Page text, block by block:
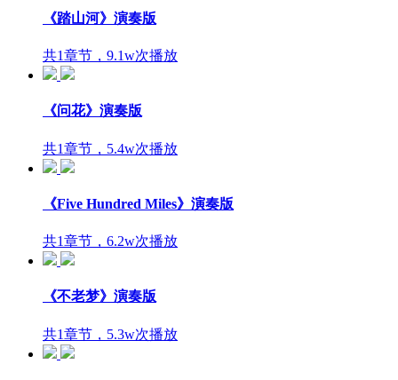
《踏山河》演奏版
共1章节，9.1w次播放
《问花》演奏版
共1章节，5.4w次播放
《Five Hundred Miles》演奏版
共1章节，6.2w次播放
《不老梦》演奏版
共1章节，5.3w次播放